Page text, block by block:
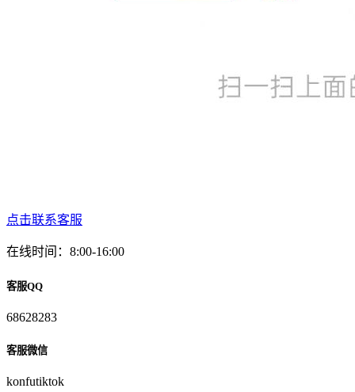
点击联系客服
在线时间：8:00-16:00
客服QQ
68628283
客服微信
konfutiktok